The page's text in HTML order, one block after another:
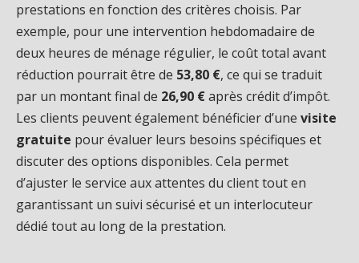
prestations en fonction des critères choisis. Par
exemple, pour une intervention hebdomadaire de
deux heures de ménage régulier, le coût total avant
réduction pourrait être de 53,80 €, ce qui se traduit
par un montant final de 26,90 €après crédit d’impôt.
Les clients peuvent également bénéficier d’une visite
gratuite pour évaluer leurs besoins spécifiques et
discuter des options disponibles. Cela permet
d’ajuster le service aux attentes du client tout en
garantissant un suivi sécurisé et un interlocuteur
dédié tout au long de la prestation.